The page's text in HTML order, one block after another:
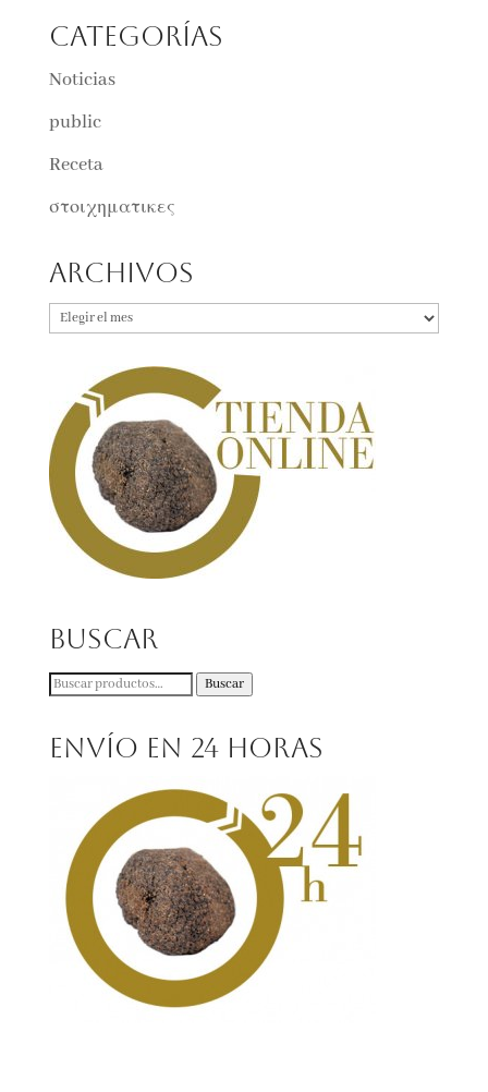
Categorías
Noticias
public
Receta
στοιχηματικες
Archivos
Archivos
Buscar
Buscar
Buscar
Envío en 24 horas